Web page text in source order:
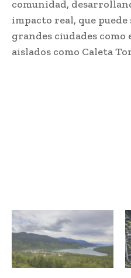
comunidad,
impacto real, que
grandes ciudades
aislados como Caleta